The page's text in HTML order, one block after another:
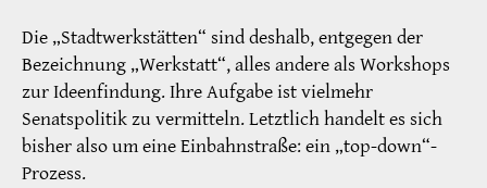
Die „Stadtwerkstätten“ sind deshalb, entgegen der
Bezeichnung „Werkstatt“, alles andere als Workshops
zur Ideenfindung. Ihre Aufgabe ist vielmehr
Senatspolitik zu vermitteln. Letztlich handelt es sich
bisher also um eine Einbahnstraße: ein „top-down“-
Prozess.